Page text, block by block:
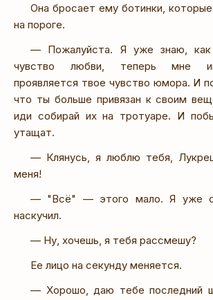
Она бросает ему ботинки,
на пороге.
— Пожалуйста. Я уже знаю,
чувство любви, теперь мне
проявляется твое чувство юмора. И
что ты больше привязан к своим
иди собирай их на тротуаре. И
утащат.
— Клянусь, я люблю тебя,
меня!
— "Всё" — этого мало. Я уже
наскучил.
— Ну, хочешь, я тебя рассмешу?
Ее лицо на секунду меняется.
— Хорошо, даю тебе последний